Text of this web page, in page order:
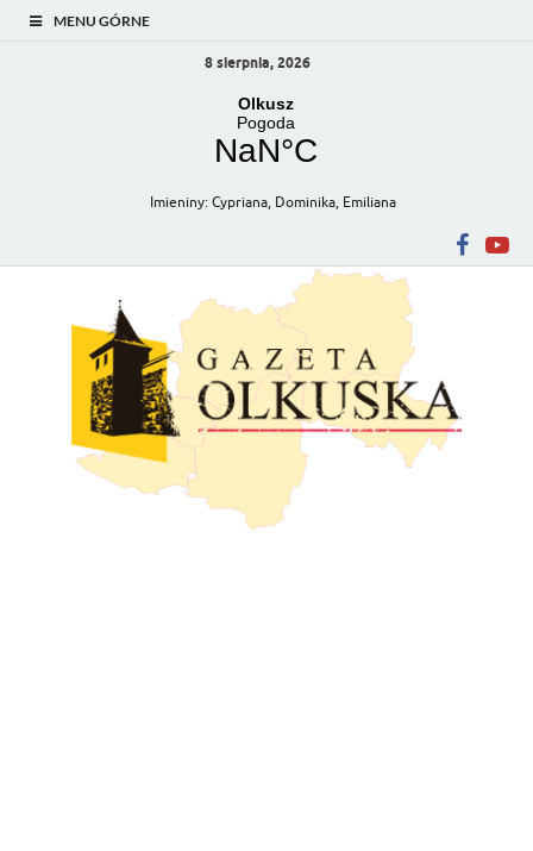
MENU GÓRNE
8 sierpnia, 2026
Imieniny: Cypriana, Dominika, Emiliana
Gazeta Olkuska